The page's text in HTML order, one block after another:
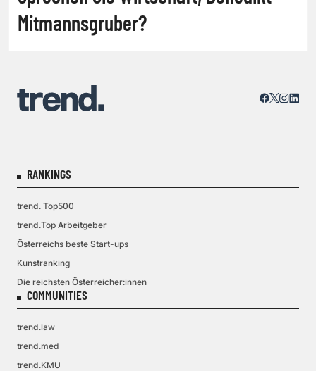
Mitmannsgruber?
RANKINGS
trend. Top500
trend.Top Arbeitgeber
Österreichs beste Start-ups
Kunstranking
Die reichsten Österreicher:innen
COMMUNITIES
trend.law
trend.med
trend.KMU